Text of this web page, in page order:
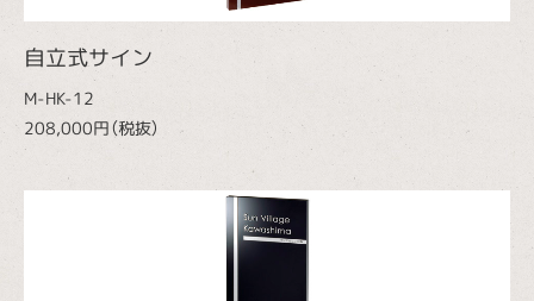
自立式サイン
M-HK-12
208,000円（税抜）